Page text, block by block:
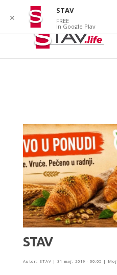
STAV
Autor: STAV| 31 maj, 2019 - 00:05 | Moj
✕
STAV
FREE
In Google Play